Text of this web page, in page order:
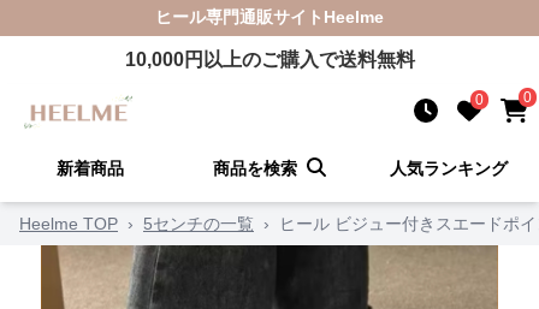
ヒール専門通販サイト Heelme
10,000円以上のご購入で送料無料
0 0
新着商品 商品を検索 人気ランキング
Heelme TOP › 5センチの一覧 › ヒール ビジュー付きスエードポ